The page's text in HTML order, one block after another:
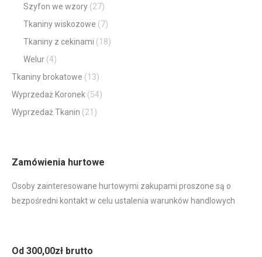
Szyfon we wzory (27)
Tkaniny wiskozowe (7)
Tkaniny z cekinami (18)
Welur (4)
Tkaniny brokatowe (13)
Wyprzedaż Koronek (54)
Wyprzedaż Tkanin (21)
Zamówienia hurtowe
Osoby zainteresowane hurtowymi zakupami proszone są o
bezpośredni kontakt w celu ustalenia warunków handlowych
Od 300,00zł brutto